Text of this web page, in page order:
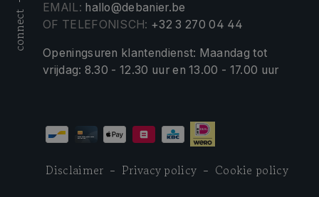
connect
EMAIL: hallo@debanier.be
OF TELEFONISCH: +32 3 270 04 44
Openingsuren klantendienst: Maandag tot
vrijdag: 8.30 - 12.30 uur en 13.00 - 17.00 uur
Disclaimer Privacy policy Cookie policy